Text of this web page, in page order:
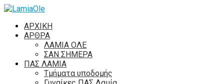
ΑΡΧΙΚΗ
ΑΡΘΡΑ
ΛΑΜΙΑ ΟΛΕ
ΣΑΝ ΣΗΜΕΡΑ
ΠΑΣ ΛΑΜΙΑ
Τμήματα υποδομής